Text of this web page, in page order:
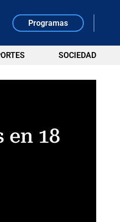
Programas
SOCIEDAD
en 18